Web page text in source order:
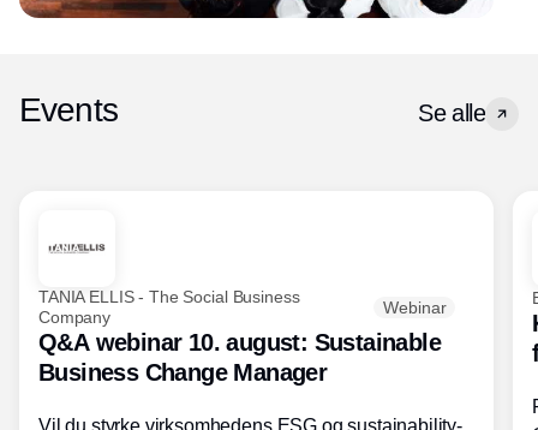
Events Se alle
TANIA ELLIS - The Social Business
Company
Webinar
Q&A webinar 10. august: Sustainable
Business Change Manager